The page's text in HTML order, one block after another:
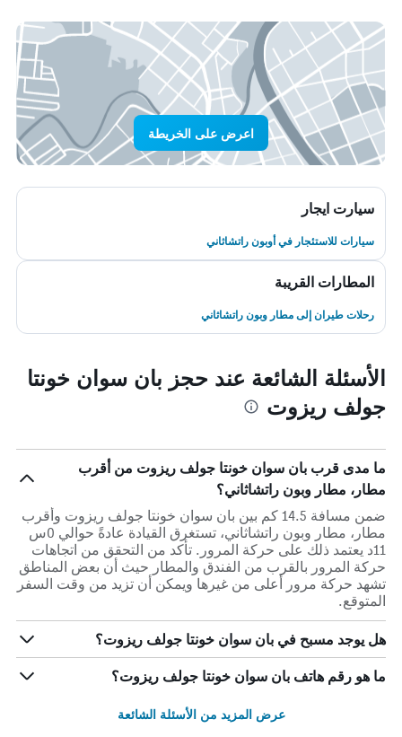
اعرض على الخريطة
سيارت ايجار
سيارات للاستئجار في أوبون راتشاثاني
المطارات القريبة
رحلات طيران إلى مطار وبون راتشاثاني
الأسئلة الشائعة عند حجز بان سوان خونتا
جولف ريزوت
ما مدى قرب بان سوان خونتا جولف ريزوت من أقرب
مطار، مطار وبون راتشاثاني؟
ضمن مسافة 14.5 كم بين بان سوان خونتا جولف ريزوت وأقرب
مطار، مطار وبون راتشاثاني، تستغرق القيادة عادةً حوالي 0س
11د يعتمد ذلك على حركة المرور. تأكد من التحقق من اتجاهات
حركة المرور بالقرب من الفندق والمطار حيث أن بعض المناطق
تشهد حركة مرور أعلى من غيرها ويمكن أن تزيد من وقت السفر
المتوقع.
هل يوجد مسبح في بان سوان خونتا جولف ريزوت؟
ما هو رقم هاتف بان سوان خونتا جولف ريزوت؟
عرض المزيد من الأسئلة الشائعة